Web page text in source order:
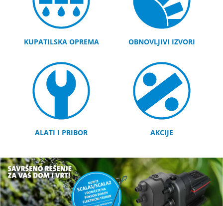
KUPATILSKA OPREMA OBNOVLJIVI IZVORI
ALATI I PRIBOR AKCIJE